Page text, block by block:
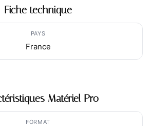
Fiche technique
PAYS
France
Matériel Pro
FORMAT